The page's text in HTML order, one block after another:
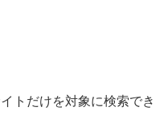
トだけを対象に検索でき